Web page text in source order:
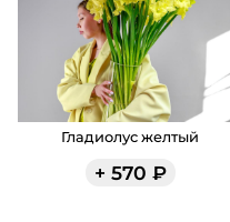
Гладиолус желтый
+ 570 ₽